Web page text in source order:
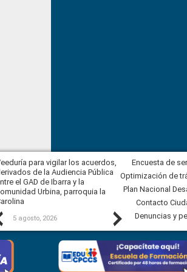
Previous
para vigilar los acuerdos,
de la Audiencia Pública
el GAD de Ibarra y la
Urbina, parroquia la
5 agosto, 2026
CPCCS
Ciudadana
en la
5 agosto,
Next
Encuesta de
Optimización de
Plan Nacional
Contacto
Denuncias y